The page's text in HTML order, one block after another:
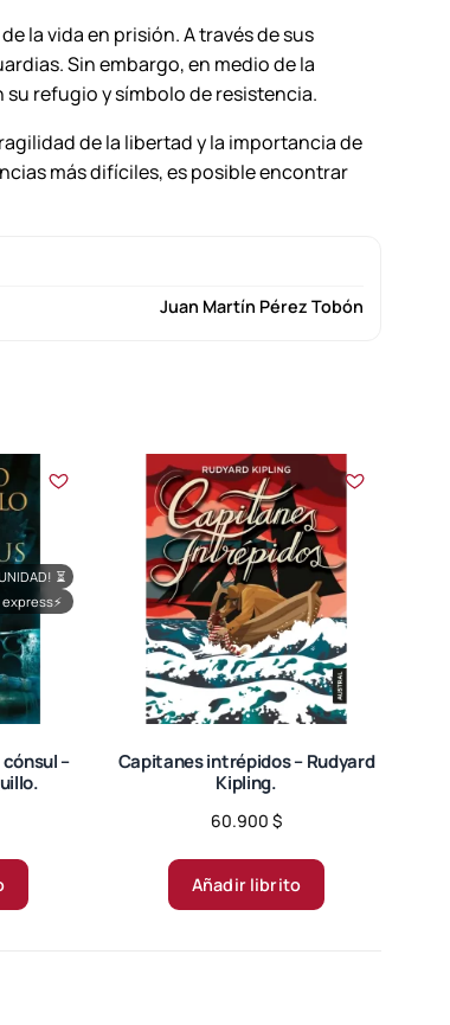
la vida en prisión. A través de sus
Sin embargo, en medio de la
refugio y símbolo de resistencia.
de la libertad y la importancia de
más difíciles, es posible encontrar
Juan Martín Pérez Tobón
–
⏳
express⚡
Capitanes intrépidos – Rudyard
Kipling.
60.900 $
Añadir librito